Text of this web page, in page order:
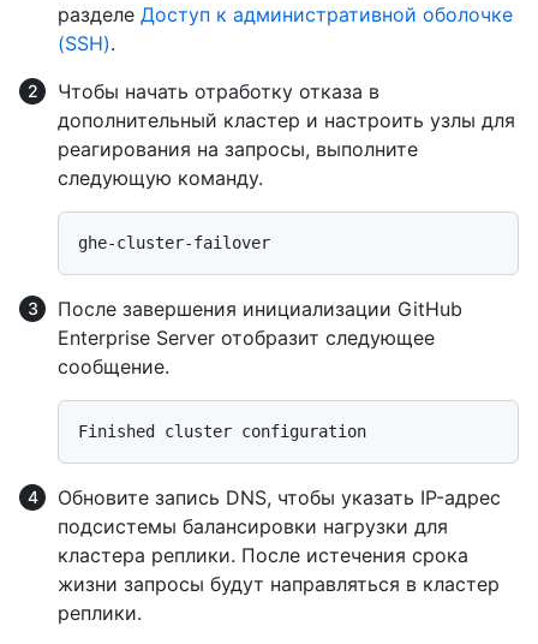
разделе Доступ к административной оболочке
(SSH).
Чтобы начать отработку отказа в
дополнительный кластер и настроить узлы для
реагирования на запросы, выполните
следующую команду.
После завершения инициализации GitHub
Enterprise Server отобразит следующее
сообщение.
Обновите запись DNS, чтобы указать IP-адрес
подсистемы балансировки нагрузки для
кластера реплики. После истечения срока
жизни запросы будут направляться в кластер
реплики.